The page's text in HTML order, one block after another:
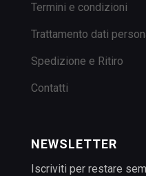
Termini e condizioni
Trattamento dati
Spedizione e Ritiro
Contatti
NEWSLETTER
Iscriviti per restare